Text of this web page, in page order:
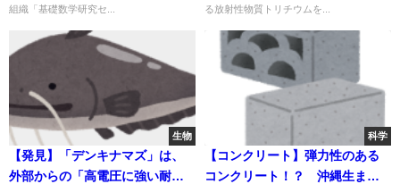
組織「基礎数学研究セ...
る放射性物質トリチウムを...
生物
【発見】「デンキナマズ」は、
外部からの「高電圧に強い耐
科学
【コンクリート】弾力性のある
コンクリート！？ 沖縄生ま